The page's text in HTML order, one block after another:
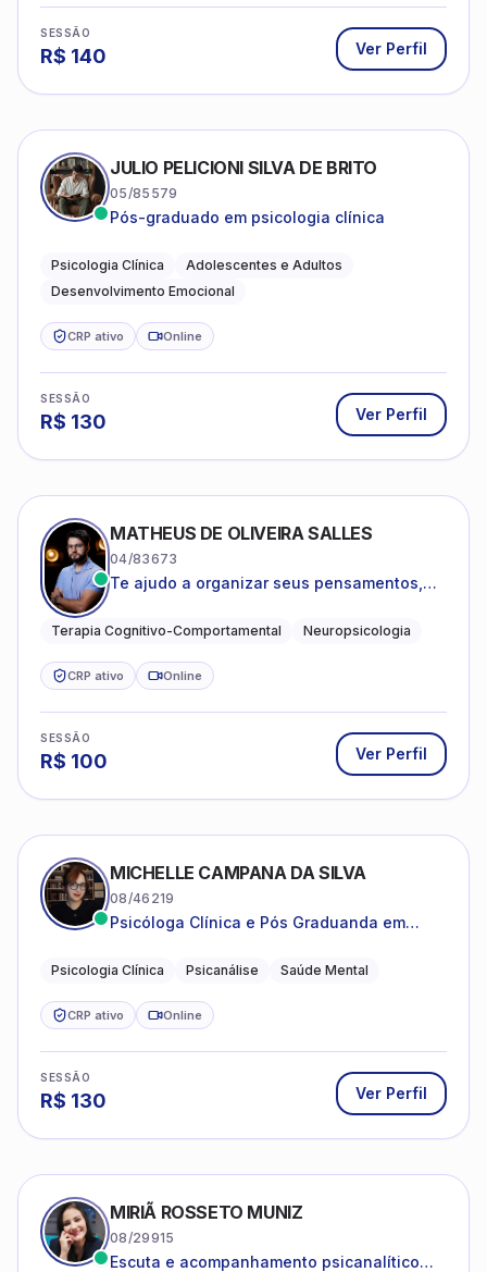
SESSÃO
R$ 140 Ver Perfil
JULIO PELICIONI SILVA DE BRITO
05/85579
Pós-graduado em psicologia clínica
Psicologia Clínica
Adolescentes e Adultos
Desenvolvimento Emocional
CRP ativo Online
SESSÃO
R$ 130 Ver Perfil
MATHEUS DE OLIVEIRA SALLES
04/83673
Te ajudo a organizar seus pensamentos,
clareza e sentido, com uma terapia
Terapia Cognitivo-Comportamental Neuropsicologia
CRP ativo Online
SESSÃO
R$ 100 Ver Perfil
MICHELLE CAMPANA DA SILVA
08/46219
Psicóloga Clínica e Pós Graduanda em
Psicologia Clínica Psicanálise Saúde Mental
CRP ativo Online
SESSÃO
R$ 130 Ver Perfil
MIRIÃ ROSSETO MUNIZ
08/29915
Escuta e acompanhamento psicanalítico